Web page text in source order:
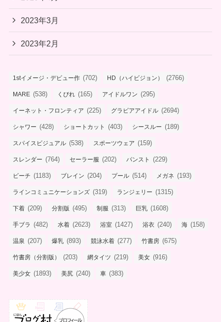
2023年3月
2023年2月
1stイメージ・デビュー作 (702) HD（ハイビジョン） (2766)
MARE (538) くびれ (165) アイドルワン (295)
イーネット・フロンティア (225) グラビアアイドル (2694)
シャワー (428) ショートカット (403) シースルー (189)
スパイスビジュアル (538) スポーツウェア (159)
スレンダー (764) セーラー服 (202) パンスト (229)
ビーチ (1183) ブレイン (204) プール (514) メガネ (193)
ラインコミュニケーションズ (319) ランジェリー (1315)
下着 (209) 分割版 (495) 制服 (313) 巨乳 (1608)
手ブラ (482) 水着 (2623) 浴室 (1427) 浴衣 (240) 海 (158)
温泉 (207) 爆乳 (893) 競泳水着 (277) 竹書房 (675)
竹書房（分割版） (203) 網タイツ (219) 美女 (916)
美少女 (1893) 美尻 (240) 車 (383)